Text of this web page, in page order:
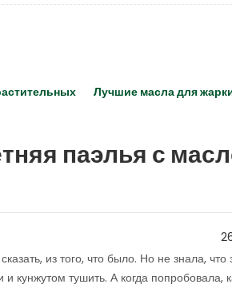
Лучшие масла для
паэлья с
из того, что было. Но не знала,
тушить. А когда попробовала,